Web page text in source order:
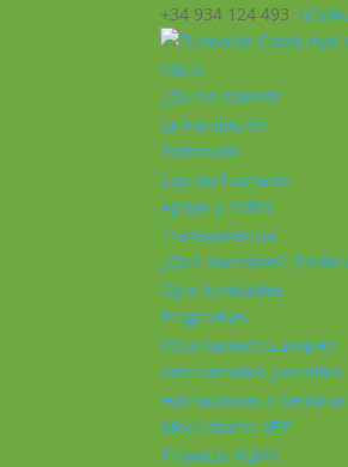
+34 934 124 493
Inicio
¿Quién somos?
La Fundación
Patronato
Equipo humano
Apoyo y redes
Transparencia
¿Qué hacemos?
Oportunidades
Programas
Voluntariado Europeo –
Intercambios Juveniles
Formaciones y
Movilidades VET
Proyecto ALMA